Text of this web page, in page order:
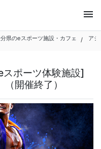
menu
県のeスポーツ施設・カフェ ア
ポーツ体験施設]
開催終了）